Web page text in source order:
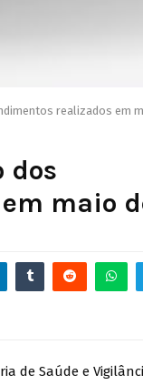
realizados em
dos
maio
de Saúde e